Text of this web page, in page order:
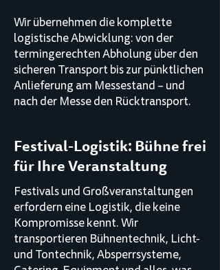
Wir übernehmen die komplette
logistische Abwicklung: von der
termingerechten Abholung über den
sicheren Transport bis zur pünktlichen
Anlieferung am Messestand – und
nach der Messe den Rücktransport.
Festival-Logistik: Bühne frei
für Ihre Veranstaltung
Festivals und Großveranstaltungen
erfordern eine Logistik, die keine
Kompromisse kennt. Wir
transportieren Bühnentechnik, Licht-
und Tontechnik, Absperrsysteme,